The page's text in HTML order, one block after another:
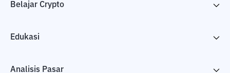
Belajar Crypto
Edukasi
Analisis Pasar